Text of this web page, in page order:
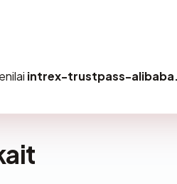
intrex-trustpass-